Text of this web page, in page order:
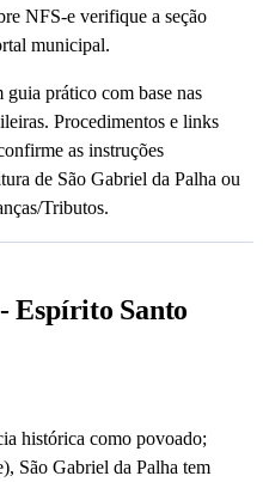
NFS-e verifique a seção
municipal.
prático com base nas
Procedimentos e links
as instruções
de São Gabriel da Palha ou
Tributos.
Espírito Santo
histórica como povoado;
São Gabriel da Palha tem